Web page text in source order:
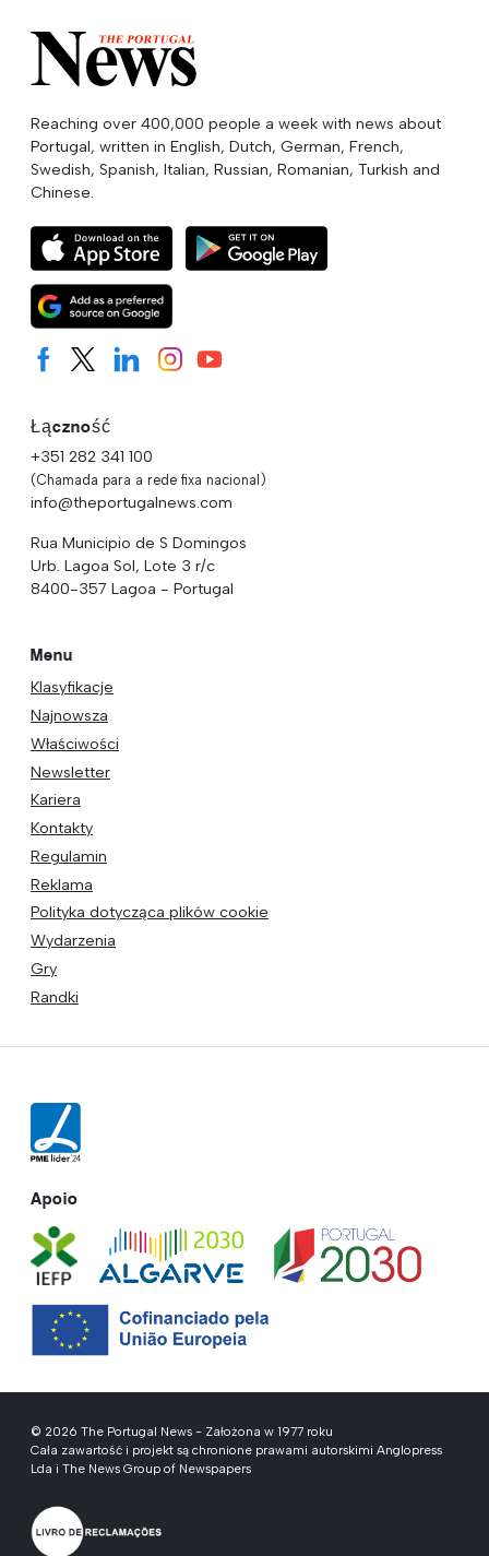
Reaching over 400,000 people a week with news about
Portugal, written in English, Dutch, German, French,
Swedish, Spanish, Italian, Russian, Romanian, Turkish and
Chinese.
Łączność
+351 282 341 100
(Chamada para a rede fixa nacional)
info@theportugalnews.com
Rua Municipio de S Domingos
Urb. Lagoa Sol, Lote 3 r/c
8400-357 Lagoa - Portugal
Menu
Klasyfikacje
Najnowsza
Właściwości
Newsletter
Kariera
Kontakty
Regulamin
Reklama
Polityka dotycząca plików cookie
Wydarzenia
Gry
Randki
Apoio
© 2026 The Portugal News - Założona w 1977 roku
Cała zawartość i projekt są chronione prawami autorskimi Anglopress
Lda i The News Group of Newspapers